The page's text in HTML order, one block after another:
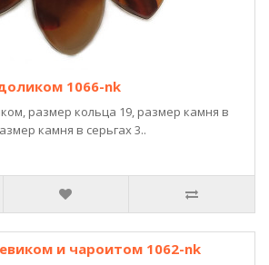
1066-nk
размер кольца 19, размер камня в
камня в серьгах 3..
и чароитом 1062-nk